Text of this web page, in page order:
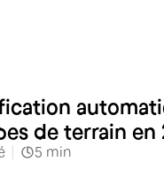
de terrain en
5 min